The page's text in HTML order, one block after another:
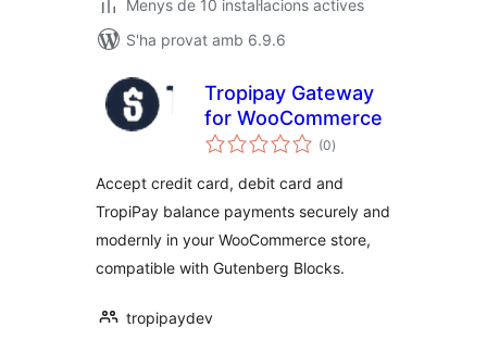
Menys de 10 instal·lacions actives
S'ha provat amb 6.9.6
Tropipay Gateway
for WooCommerce
(0puntuacions
totals
)
Accept credit card, debit card and
TropiPay balance payments securely and
modernly in your WooCommerce store,
compatible with Gutenberg Blocks.
tropipaydev